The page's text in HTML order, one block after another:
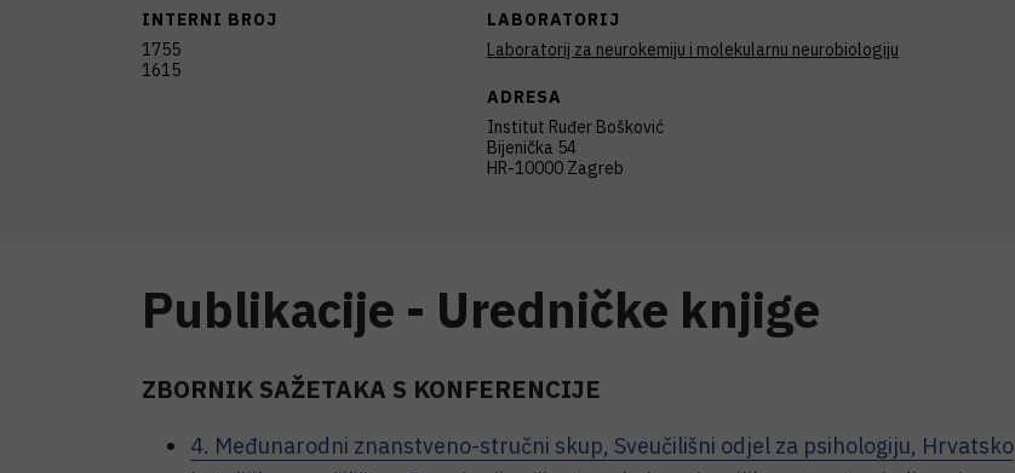
INTERNI BROJ
1755
1615
LABORATORIJ
Laboratorij za neurokemiju i molekularnu neurobiologiju
ADRESA
Institut Ruđer Bošković
Bijenička 54
HR-10000 Zagreb
Publikacije - Uredničke knjige
ZBORNIK SAŽETAKA S KONFERENCIJE
4. Međunarodni znanstveno-stručni skup, Sveučilišni odjel za psihologiju, Hrvatsko